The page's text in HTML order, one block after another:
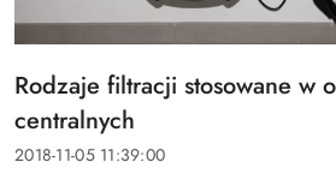
Tytuł
artykułu:
Rodzaje filtracji stosowane w
centralnych
Data
2018-11-05 11:39:00